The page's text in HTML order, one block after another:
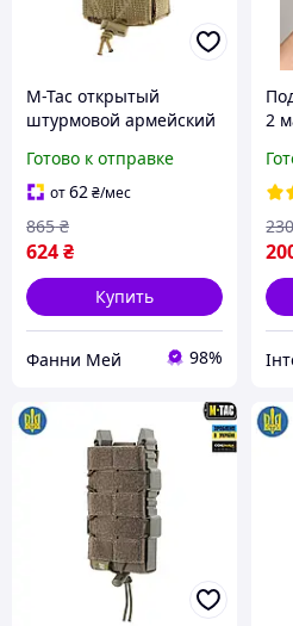
M-Tac открытый
штурмовой армейский
для магазина АКМ/
АК-74 на Molle ММ14
Готово к отправке
от62₴/мес
624₴
865 ₴
Купить
Фанни Мей 98%
2